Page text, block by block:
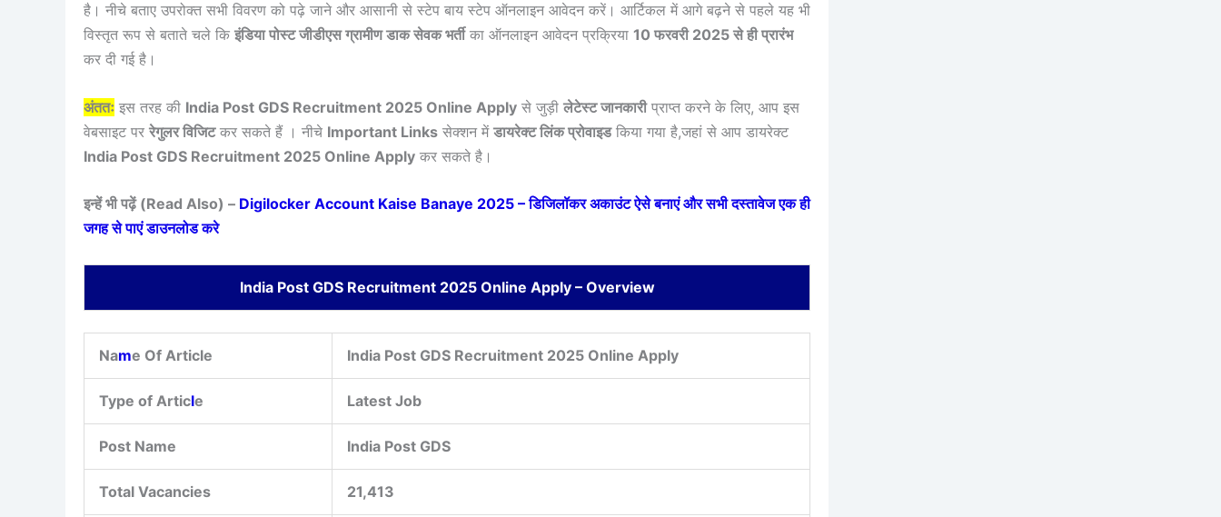
है। नीचे बताए उपरोक्त सभी विवरण को पढ़े जाने और आसानी से स्टेप बाय स्टेप ऑनलाइन आवेदन करें। आर्टिकल में आगे बढ़ने से पहले यह भी
विस्तृत रूप से बताते चले कि इंडिया पोस्ट जीडीएस ग्रामीण डाक सेवक भर्तीका ऑनलाइन आवेदन प्रक्रिया 10 फरवरी 2025 से ही प्रारंभ
कर दी गई है।
अंततः इस तरह की India Post GDS Recruitment 2025 Online Apply से जुड़ी लेटेस्ट जानकारीप्राप्त करने के लिए, आप इस
वेबसाइट पर रेगुलर विजिटकर सकते हैं । नीचे Important Links सेक्शन में डायरेक्ट लिंक प्रोवाइडकिया गया है,जहां से आप डायरेक्ट
India Post GDS Recruitment 2025 Online Apply कर सकते है।
इन्हें भी पढ़ें (Read Also) – Digilocker Account Kaise Banaye 2025 – डिजिलॉकर अकाउंट ऐसे बनाएं और सभी दस्तावेज एक ही
जगह से पाएं डाउनलोड करे
India Post GDS Recruitment 2025 Online Apply – Overview
Name Of Article India Post GDS Recruitment 2025 Online Apply
Type of Article Latest Job
Post Name India Post GDS
Total Vacancies 21,413